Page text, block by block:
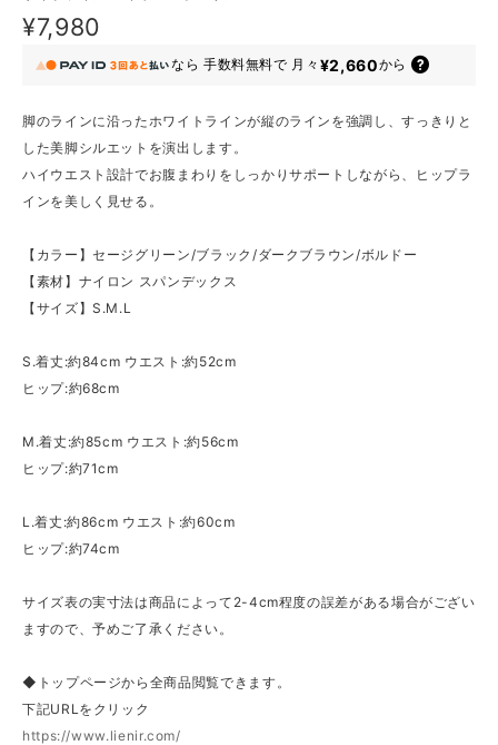
¥7,980
なら 手数料無料で 月々 ¥2,660から
脚のラインに沿ったホワイトラインが縦のラインを強調し、すっきりと
した美脚シルエットを演出します。
ハイウエスト設計でお腹まわりをしっかりサポートしながら、ヒップラ
インを美しく見せる。
【カラー】セージグリーン/ブラック/ダークブラウン/ボルドー
【素材】ナイロン スパンデックス
【サイズ】S.M.L
S.着丈:約84cm ウエスト:約52cm
ヒップ:約68cm
M.着丈:約85cm ウエスト:約56cm
ヒップ:約71cm
L.着丈:約86cm ウエスト:約60cm
ヒップ:約74cm
サイズ表の実寸法は商品によって2-4cm程度の誤差がある場合がござい
ますので、予めご了承ください。
◆トップページから全商品閲覧できます。
下記URLをクリック
https://www.lienir.com/